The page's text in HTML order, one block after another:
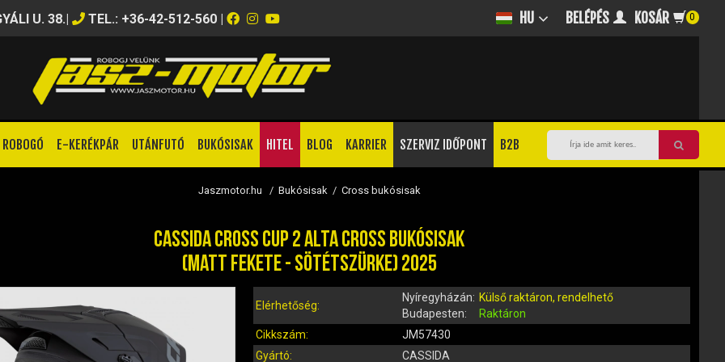
U. 38.| TEL.: +36-42-512-560 | HU BELÉPÉS KOSÁR 0
ROBOGÓ E-KERÉKPÁR UTÁNFUTÓ BUKÓSISAK HITEL BLOG KARRIER SZERVIZ IDŐPONT B2B
Jaszmotor.hu / Bukósisak / Cross bukósisak
CASSIDA CROSS CUP 2 ALTA CROSS BUKÓSISAK
(MATT FEKETE - SÖTÉTSZÜRKE) 2025
Elérhetőség:
Nyíregyházán: Külső raktáron, rendelhető
Budapesten:
Raktáron
Cikkszám:
JM57430
Gyártó:
CASSIDA